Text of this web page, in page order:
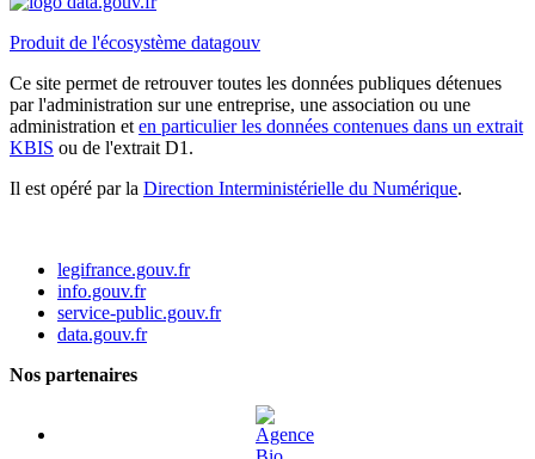
Produit de l'écosystème datagouv
Ce site permet de retrouver toutes les données publiques détenues
par l'administration sur une entreprise, une association ou une
administration et en particulier les données contenues dans un extrait
KBIS ou de l'extrait D1.
Il est opéré par la Direction Interministérielle du Numérique.
legifrance.gouv.fr
info.gouv.fr
service-public.gouv.fr
data.gouv.fr
Nos partenaires